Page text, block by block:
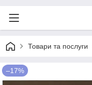
Товари та послуги
–17%